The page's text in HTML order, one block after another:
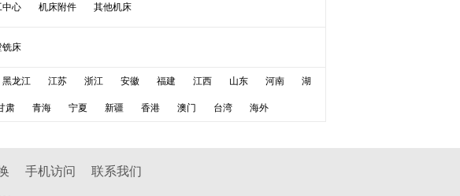
中心 机床附件 其他机床
铣床
黑龙江 江苏 浙江 安徽 福建 江西 山东 河南 湖
肃 青海 宁夏 新疆 香港 澳门 台湾 海外
手机访问 联系我们